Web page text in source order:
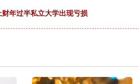
年过半私立大学出现亏损